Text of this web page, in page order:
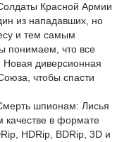
Красной Армии
из нападавших, но
и тем самым
понимаем, что все
Новая диверсионная
чтобы спасти
шпионам: Лисья
качестве в формате
HDRip, BDRip, 3D и